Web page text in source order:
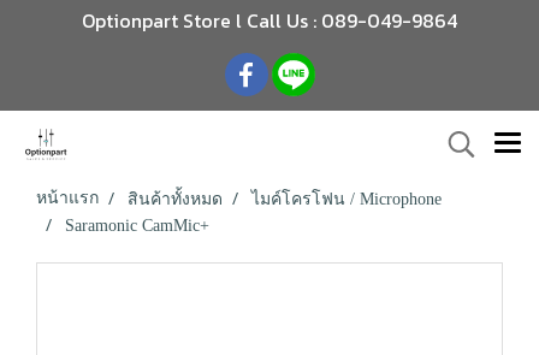
Optionpart Store l Call Us : 089-049-9864
หน้าแรก สินค้าทั้งหมด
ไมค์โครโฟน / Microphone
Saramonic CamMic+